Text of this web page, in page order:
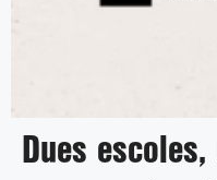
Dues